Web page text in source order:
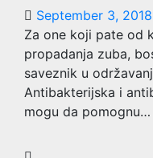
September 3, 2018
Za one koji pate od
propadanja zuba,
saveznik u
Antibakterijska i
mogu da pomognu…